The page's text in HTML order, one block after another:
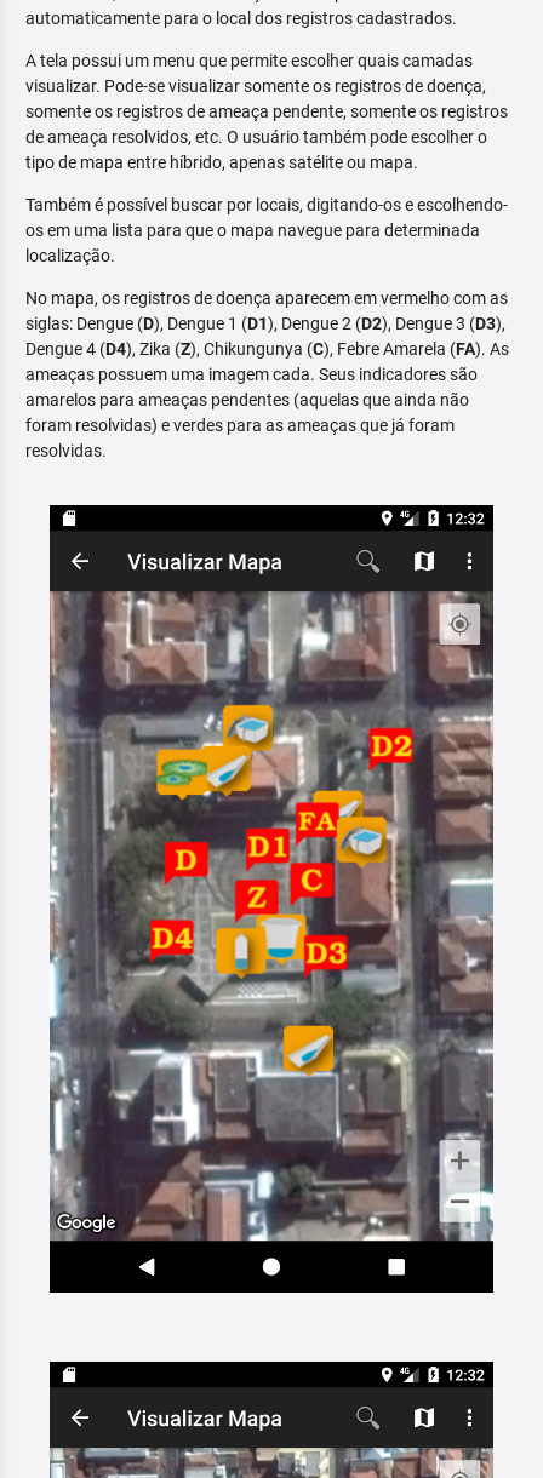
automaticamente para o local dos registros cadastrados.
A tela possui um menu que permite escolher quais camadas
visualizar. Pode-se visualizar somente os registros de doença,
somente os registros de ameaça pendente, somente os registros
de ameaça resolvidos, etc. O usuário também pode escolher o
tipo de mapa entre híbrido, apenas satélite ou mapa.
Também é possível buscar por locais, digitando-os e escolhendo-
os em uma lista para que o mapa navegue para determinada
localização.
No mapa, os registros de doença aparecem em vermelho com as
siglas: Dengue (D), Dengue 1 (D1), Dengue 2 (D2), Dengue 3 (D3),
Dengue 4 (D4), Zika (Z), Chikungunya (C), Febre Amarela (FA). As
ameaças possuem uma imagem cada. Seus indicadores são
amarelos para ameaças pendentes (aquelas que ainda não
foram resolvidas) e verdes para as ameaças que já foram
resolvidas.